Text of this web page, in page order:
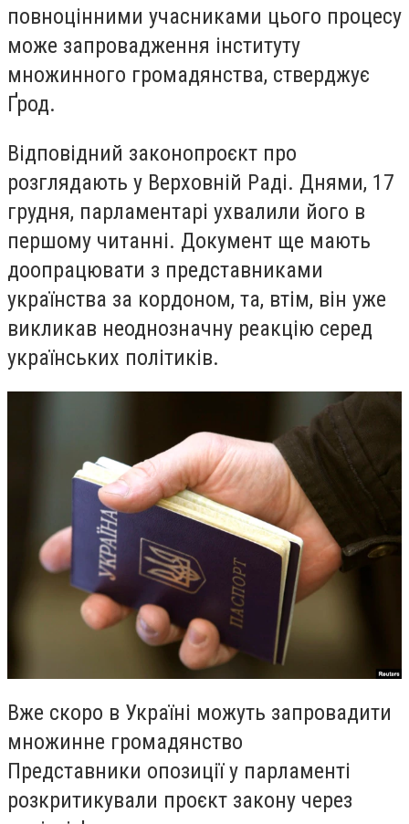
повноцінними учасниками цього процесу
може запровадження інституту
множинного громадянства, стверджує
Ґрод.
Відповідний законопроєкт про
розглядають у Верховній Раді. Днями, 17
грудня, парламентарі ухвалили його в
першому читанні. Документ ще мають
доопрацювати з представниками
українства за кордоном, та, втім, він уже
викликав неоднозначну реакцію серед
українських політиків.
Вже скоро в Україні можуть запровадити
множинне громадянство
Представники опозиції у парламенті
розкритикували проєкт закону через